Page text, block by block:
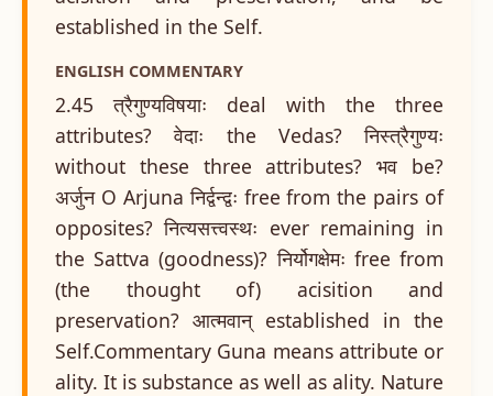
established in the Self.
ENGLISH COMMENTARY
2.45 त्रैगुण्यविषयाः deal with the three
attributes? वेदाः the Vedas? निस्त्रैगुण्यः
without these three attributes? भव be?
अर्जुन O Arjuna निर्द्वन्द्वः free from the pairs of
opposites? नित्यसत्त्वस्थः ever remaining in
the Sattva (goodness)? निर्योगक्षेमः free from
(the thought of) acisition and
preservation? आत्मवान् established in the
Self.Commentary Guna means attribute or
ality. It is substance as well as ality. Nature